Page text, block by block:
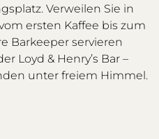
Verweilen Sie in
ersten Kaffee bis zum
Barkeeper servieren
Loyd & Henry’s Bar –
unter freiem Himmel.